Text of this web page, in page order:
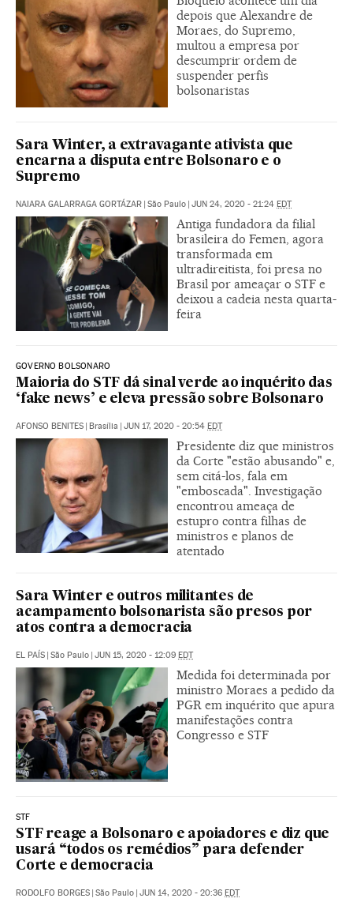
depois que Alexandre de
Moraes, do Supremo,
multou a empresa por
descumprir ordem de
suspender perfis
bolsonaristas
Sara Winter, a extravagante ativista que
encarna a disputa entre Bolsonaro e o
Supremo
NAIARA GALARRAGA GORTÁZAR | São Paulo | JUN 24, 2020 - 21:24 EDT
Antiga fundadora da filial
brasileira do Femen, agora
transformada em
ultradireitista, foi presa no
Brasil por ameaçar o STF e
deixou a cadeia nesta quarta-
feira
GOVERNO BOLSONARO
Maioria do STF dá sinal verde ao inquérito das
‘fake news’ e eleva pressão sobre Bolsonaro
AFONSO BENITES | Brasília | JUN 17, 2020 - 20:54 EDT
Presidente diz que ministros
da Corte "estão abusando" e,
sem citá-los, fala em
"emboscada". Investigação
encontrou ameaça de
estupro contra filhas de
ministros e planos de
atentado
Sara Winter e outros militantes de
acampamento bolsonarista são presos por
atos contra a democracia
EL PAÍS | São Paulo | JUN 15, 2020 - 12:09 EDT
Medida foi determinada por
ministro Moraes a pedido da
PGR em inquérito que apura
manifestações contra
Congresso e STF
STF
STF reage a Bolsonaro e apoiadores e diz que
usará “todos os remédios” para defender
Corte e democracia
RODOLFO BORGES | São Paulo | JUN 14, 2020 - 20:36 EDT